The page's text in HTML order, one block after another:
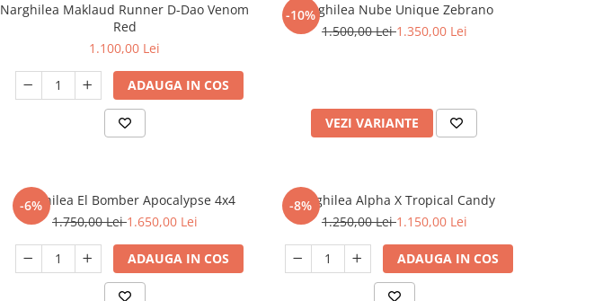
Narghilea Maklaud Runner D-Dao Venom
Red
1.100,00 Lei
ADAUGA IN COS
-10%
Narghilea Nube Unique Zebrano
1.500,00 Lei1.350,00 Lei
VEZI VARIANTE
-6%
Narghilea El Bomber Apocalypse 4x4
1.750,00 Lei1.650,00 Lei
ADAUGA IN COS
-8%
Narghilea Alpha X Tropical Candy
1.250,00 Lei1.150,00 Lei
ADAUGA IN COS